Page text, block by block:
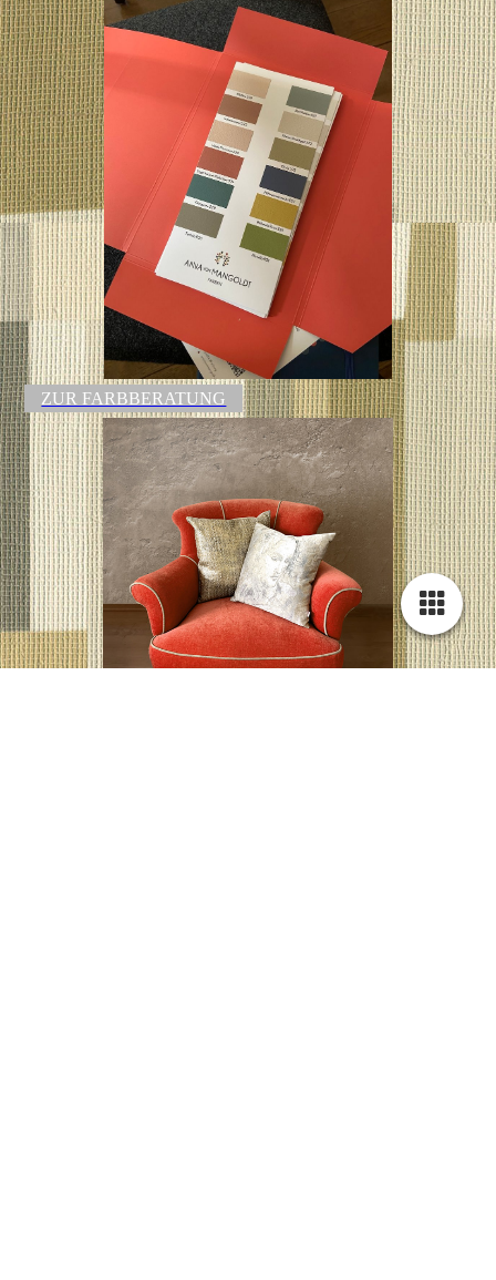
ZUR FARBBERATUNG